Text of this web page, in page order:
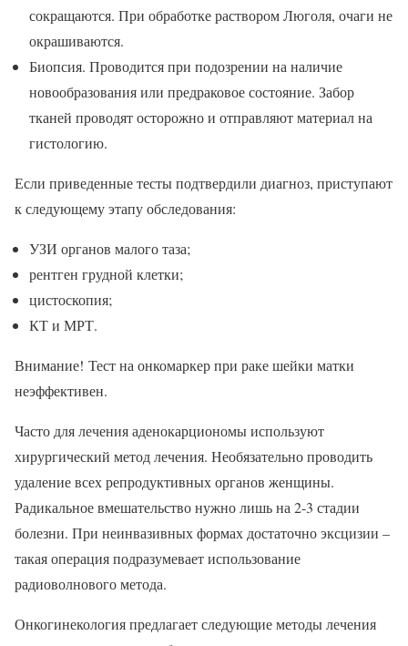
сокращаются. При обработке раствором Люголя, очаги не
окрашиваются.
Биопсия. Проводится при подозрении на наличие
новообразования или предраковое состояние. Забор
тканей проводят осторожно и отправляют материал на
гистологию.
Если приведенные тесты подтвердили диагноз, приступают
к следующему этапу обследования:
УЗИ органов малого таза;
рентген грудной клетки;
цистоскопия;
КТ и МРТ.
Внимание! Тест на онкомаркер при раке шейки матки
неэффективен.
Часто для лечения аденокарциономы используют
хирургический метод лечения. Необязательно проводить
удаление всех репродуктивных органов женщины.
Радикальное вмешательство нужно лишь на 2-3 стадии
болезни. При неинвазивных формах достаточно эксцизии –
такая операция подразумевает использование
радиоволнового метода.
Онкогинекология предлагает следующие методы лечения